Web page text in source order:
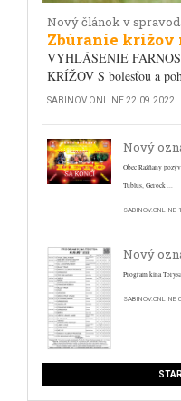
Nový článok v
Zbúranie krížov
VYHLÁSENIE
KRÍŽOV S bolesťou a
SABINOV.ONLINE 22.09.2022
Nový
Obec Ražňany
Tublus, Gerock ...
SABINOV.ONLINE
Nový
Program kina
SABINOV.ONLINE